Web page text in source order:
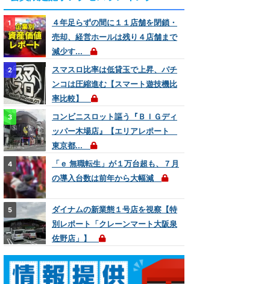
４年足らずの間に１１店舗を閉鎖・
売却、経営ホールは残り４店舗まで
減少す...
スマスロ比率は低貸玉で上昇、パチ
ンコは圧縮進む【スマート遊技機比
率比較】
コンビニスロット謳う『ＢＩＧディ
ッパー木場店』【エリアレポート
東京都...
「ｅ 無職転生」が１万台超も、７月
の導入台数は前年から大幅減
ダイナムの新業態１号店を視察【特
別レポート「クレーンマート大阪泉
佐野店」】